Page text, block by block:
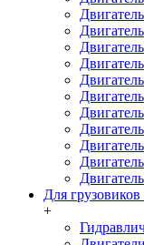
Для
+